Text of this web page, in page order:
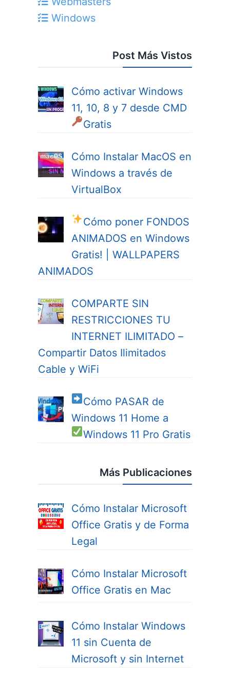
Windows
Post Más Vistos
Cómo activar Windows
11, 10, 8 y 7 desde CMD
Gratis
Cómo Instalar MacOS en
Windows a través de
VirtualBox
Cómo poner FONDOS
ANIMADOS en Windows
Gratis! | WALLPAPERS
ANIMADOS
COMPARTE SIN
RESTRICCIONES TU
INTERNET ILIMITADO –
Compartir Datos Ilimitados
Cable y WiFi
Cómo PASAR de
Windows 11 Home a
Windows 11 Pro Gratis
Más Publicaciones
Cómo Instalar Microsoft
Office Gratis y de Forma
Legal
Cómo Instalar Microsoft
Office Gratis en Mac
Cómo Instalar Windows
11 sin Cuenta de
Microsoft y sin Internet